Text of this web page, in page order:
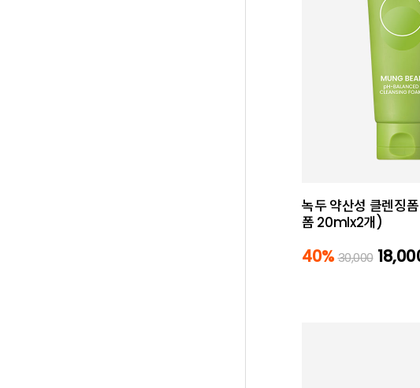
녹두 약산성 클렌징
폼 20mlx2개)
40% 30,000